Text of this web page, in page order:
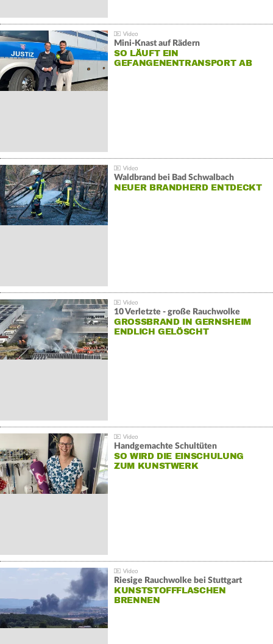
Mini-Knast auf Rädern
SO LÄUFT EIN
GEFANGENENTRANSPORT AB
Waldbrand bei Bad Schwalbach
NEUER BRANDHERD ENTDECKT
10 Verletzte - große Rauchwolke
GROSSBRAND IN GERNSHEIM E
NDLICH GELÖSCHT
Handgemachte Schultüten
SO WIRD DIE EINSCHULUNG
ZUM KUNSTWERK
Riesige Rauchwolke bei Stuttgart
KUNSTSTOFFFLASCHEN
BRENNEN